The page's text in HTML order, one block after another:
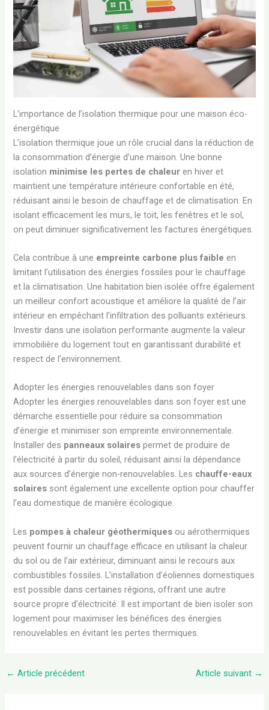
L’importance de l’isolation thermique pour une maison éco-
énergétique
L’isolation thermique joue un rôle crucial dans la réduction de
la consommation d’énergie d’une maison. Une bonne
isolation minimise les pertes de chaleur en hiver et
maintient une température intérieure confortable en été,
réduisant ainsi le besoin de chauffage et de climatisation. En
isolant efficacement les murs, le toit, les fenêtres et le sol,
on peut diminuer significativement les factures énergétiques.
Cela contribue à une empreinte carbone plus faible en
limitant l’utilisation des énergies fossiles pour le chauffage
et la climatisation. Une habitation bien isolée offre également
un meilleur confort acoustique et améliore la qualité de l’air
intérieur en empêchant l’infiltration des polluants extérieurs.
Investir dans une isolation performante augmente la valeur
immobilière du logement tout en garantissant durabilité et
respect de l’environnement.
Adopter les énergies renouvelables dans son foyer
Adopter les énergies renouvelables dans son foyer est une
démarche essentielle pour réduire sa consommation
d’énergie et minimiser son empreinte environnementale.
Installer des panneaux solaires permet de produire de
l’électricité à partir du soleil, réduisant ainsi la dépendance
aux sources d’énergie non-renouvelables. Les chauffe-eaux
solaires sont également une excellente option pour chauffer
l’eau domestique de manière écologique.
Les pompes à chaleur géothermiques ou aérothermiques
peuvent fournir un chauffage efficace en utilisant la chaleur
du sol ou de l’air extérieur, diminuant ainsi le recours aux
combustibles fossiles. L’installation d’éoliennes domestiques
est possible dans certaines régions, offrant une autre
source propre d’électricité. Il est important de bien isoler son
logement pour maximiser les bénéfices des énergies
renouvelables en évitant les pertes thermiques.
← Article précédent Article suivant →